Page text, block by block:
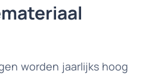
worden jaarlijks hoog